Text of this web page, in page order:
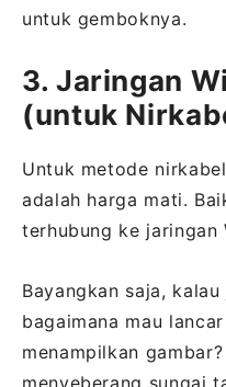
untuk gemboknya.
3. Jaringan
(untuk
Untuk metode
adalah harga mati.
terhubung ke jaringan
Bayangkan saja,
bagaimana mau
menampilkan